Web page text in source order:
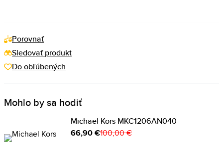
Porovnať
Sledovať produkt
Do obľúbených
Mohlo by sa hodiť
Michael Kors MKC1206AN040
66,90 €100,00 €